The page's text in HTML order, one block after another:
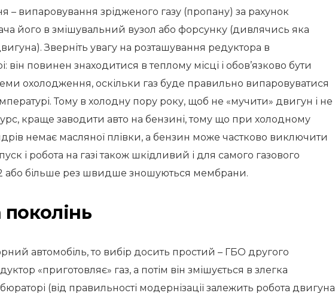
– випаровування зрідженого газу (пропану) за рахунок
його в змішувальний вузол або форсунку (дивлячись яка
Зверніть увагу на розташування редуктора в
він повинен знаходитися в теплому місці і обов’язково бути
охолодження, оскільки газ буде правильно випаровуватися
Тому в холодну пору року, щоб не «мучити» двигун і не
краще заводити авто на бензині, тому що при холодному
немає масляної плівки, а бензин може частково виключити
і робота на газі також шкідливий і для самого газового
або більше рез швидше зношуються мембрани.
автомобіль, то вибір досить простий – ГБО другого
«приготовляє» газ, а потім він змішується в злегка
(від правильності модернізації залежить робота двигуна